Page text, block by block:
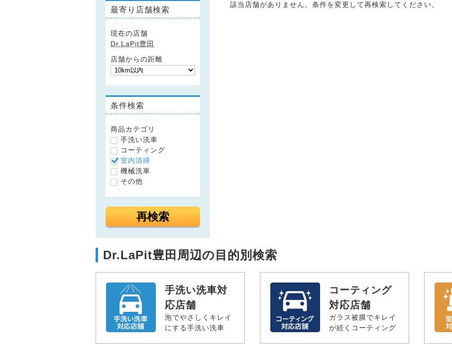
最寄り店舗検索
現在の店舗
Dr.LaPit豊田
店舗からの距離
条件検索
商品カテゴリ
手洗い洗車
コーティング
室内清掃
機械洗車
その他
再検索
該当店舗がありません。条件を変更して再検索してください。
Dr.LaPit豊田周辺の目的別検索
手洗い洗車対
応店舗
泡でやさしくキレイ
にする手洗い洗車
コーティング
対応店舗
ガラス被膜でキレイ
が続くコーティング